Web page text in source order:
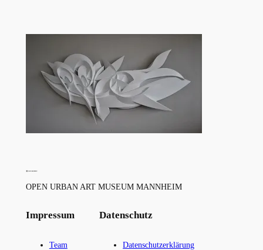
OPEN URBAN ART MUSEUM MANNHEIM
Impressum
Team
Datenschutz
Datenschutzerklärung